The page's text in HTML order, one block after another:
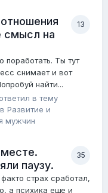
13
смысл на
Ты тут
снимает и вот
найти...
ответил в тему
в Pазвитие и
мужчин
35
паузу.
страх сработал,
а психика еще и